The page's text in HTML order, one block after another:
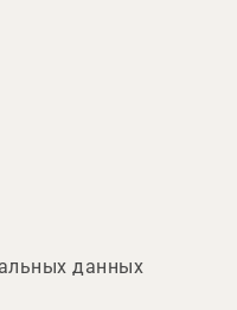
данных